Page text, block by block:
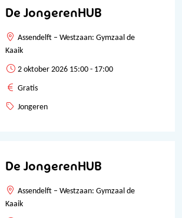
De JongerenHUB
Assendelft – Westzaan: Gymzaal de
Kaaik
2 oktober 2026 15:00 - 17:00
Gratis
Jongeren
De JongerenHUB
Assendelft – Westzaan: Gymzaal de
Kaaik